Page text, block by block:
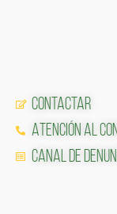
Contactar
Atención al
Canal de